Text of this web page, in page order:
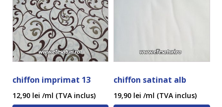
chiffon imprimat 13
12,90 lei /ml (TVA inclus)
chiffon satinat alb
19,90 lei /ml (TVA inclus)